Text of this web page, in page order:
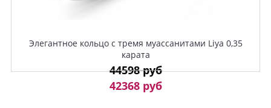
Элегантное кольцо с тремя муассанитами Liya 0,35
карата
44598 руб
42368 руб